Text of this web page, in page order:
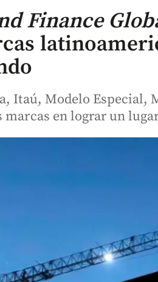
Finance
Itaú, Modelo Especial,
marcas en lograr un